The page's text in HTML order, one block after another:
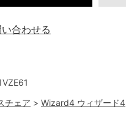
チェア > Wizard4 ウィザード4
合わせる